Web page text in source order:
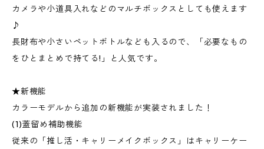
カメラや小道具入れなどのマルチボックスとしても使えます
♪
長財布や小さいペットボトルなども入るので、「必要なもの
をひとまとめで持てる!」と人気です。
★新機能
カラーモデルから追加の新機能が実装されました！
(1)蓋留め補助機能
従来の「推し活・キャリーメイクボックス」はキャリーケー